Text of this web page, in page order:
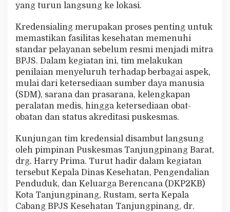
A
s
e
s
e
s
e
h
a
t
a
W
a
r
a
D
i
p
yang turun langsung ke lokasi.
Kredensialing merupakan proses penting untuk
memastikan fasilitas kesehatan memenuhi
standar pelayanan sebelum resmi menjadi mitra
BPJS. Dalam kegiatan ini, tim melakukan
penilaian menyeluruh terhadap berbagai aspek,
mulai dari ketersediaan sumber daya manusia
(SDM), sarana dan prasarana, kelengkapan
peralatan medis, hingga ketersediaan obat-
obatan dan status akreditasi puskesmas.
Kunjungan tim kredensial disambut langsung
oleh pimpinan Puskesmas Tanjungpinang Barat,
drg. Harry Prima. Turut hadir dalam kegiatan
tersebut Kepala Dinas Kesehatan, Pengendalian
Penduduk, dan Keluarga Berencana (DKP2KB)
Kota Tanjungpinang, Rustam, serta Kepala
Cabang BPJS Kesehatan Tanjungpinang, dr.